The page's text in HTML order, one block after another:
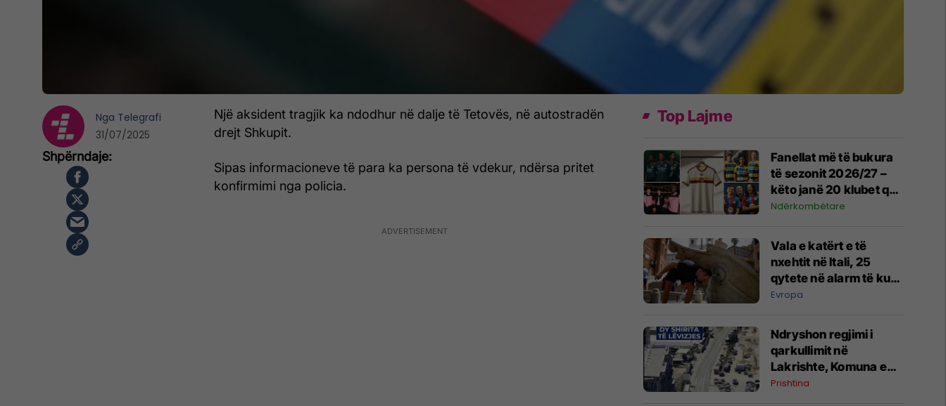
Një aksident tragjik ka ndodhur në dalje të Tetovës, në autostradën
drejt Shkupit.
Sipas informacioneve të para ka persona të vdekur, ndërsa pritet
konfirmimi nga policia.
Nga Telegrafi
31/07/2025
Top Lajme
Fanellat më të bukura
të sezonit 2026/27 –
këto janë 20 klubet që
spikatën me dizajnin e
Ndërkombëtare
Vala e katërt e të
nxehtit në Itali, 25
qytete në alarm të kuq
- probleme me
Evropa
Ndryshon regjimi i
qarkullimit në
Lakrishte, Komuna e
Prishtinës ofron
Prishtina